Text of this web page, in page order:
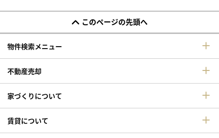
このページの先頭へ
物件検索メニュー
不動産売却
家づくりについて
賃貸について